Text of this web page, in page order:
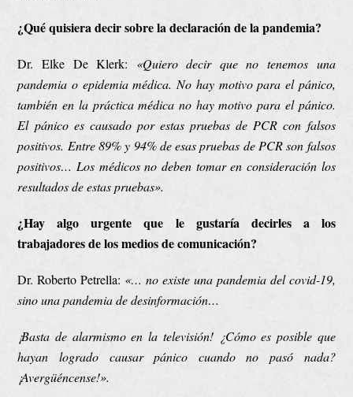
¿Qué quisiera decir sobre la declaración de la pandemia?
Dr. Elke De Klerk: «Quiero decir que no tenemos una
pandemia o epidemia médica. No hay motivo para el pánico,
también en la práctica médica no hay motivo para el pánico.
El pánico es causado por estas pruebas de PCR con falsos
positivos. Entre 89% y 94% de esas pruebas de PCR son falsos
positivos… Los médicos no deben tomar en consideración los
resultados de estas pruebas».
¿Hay algo urgente que le gustaría decirles a los
trabajadores de los medios de comunicación?
Dr. Roberto Petrella: «… no existe una pandemia del covid-19,
sino una pandemia de desinformación…
¡Basta de alarmismo en la televisión! ¿Cómo es posible que
hayan logrado causar pánico cuando no pasó nada?
¡Avergüéncense!».